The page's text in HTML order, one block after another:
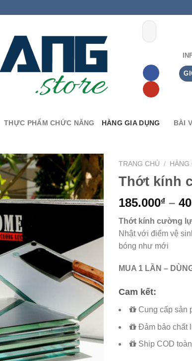
THỰC PHẨM CHỨC NĂNG HÀNG GIA DỤNG BÀI
TRANG CHỦ / HÀNG
Thớt kính
185.000₫ –
Thớt kính cường
Nhật với điểm vệ
bóng như mới
MUA 1 LẦN –
Cam kết:
Cung cấp sản
Đảm bảo chất
Ship COD